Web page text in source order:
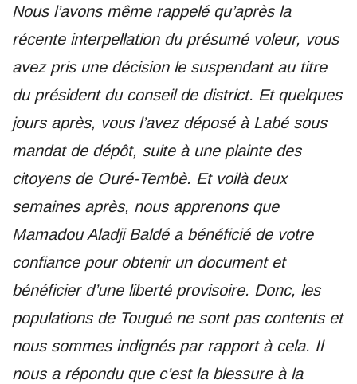
Nous l’avons même rappelé qu’après la
récente interpellation du présumé voleur, vous
avez pris une décision le suspendant au titre
du président du conseil de district. Et quelques
jours après, vous l’avez déposé à Labé sous
mandat de dépôt, suite à une plainte des
citoyens de Ouré-Tembè. Et voilà deux
semaines après, nous apprenons que
Mamadou Aladji Baldé a bénéficié de votre
confiance pour obtenir un document et
bénéficier d’une liberté provisoire. Donc, les
populations de Tougué ne sont pas contents et
nous sommes indignés par rapport à cela. Il
nous a répondu que c’est la blessure à la